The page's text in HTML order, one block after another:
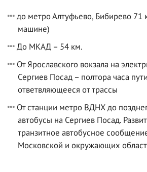
до метро Алтуфьево, Бибирево 71
машине)
До МКАД – 54 км.
От Ярославского вокзала на
Сергиев Посад – полтора часа
ответвляющееся от трассы
От станции метро ВДНХ до
автобусы на Сергиев Посад.
транзитное автобусное
Московской и окружающих